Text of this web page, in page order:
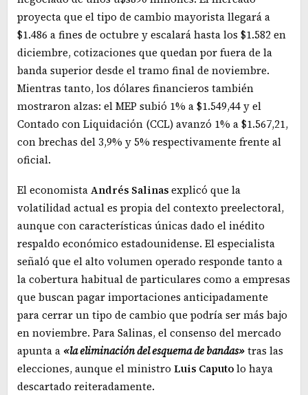
proyecta que el tipo de cambio mayorista llegará a
$1.486 a fines de octubre y escalará hasta los $1.582 en
diciembre, cotizaciones que quedan por fuera de la
banda superior desde el tramo final de noviembre.
Mientras tanto, los dólares financieros también
mostraron alzas: el MEP subió 1% a $1.549,44 y el
Contado con Liquidación (CCL) avanzó 1% a $1.567,21,
con brechas del 3,9% y 5% respectivamente frente al
oficial.
El economistaAndrés Salinasexplicó que la
volatilidad actual es propia del contexto preelectoral,
aunque con características únicas dado el inédito
respaldo económico estadounidense. El especialista
señaló que el alto volumen operado responde tanto a
la cobertura habitual de particulares como a empresas
que buscan pagar importaciones anticipadamente
para cerrar un tipo de cambio que podría ser más bajo
en noviembre. Para Salinas, el consenso del mercado
apunta a «la eliminación del esquema de bandas»tras las
elecciones, aunque el ministro Luis Caputolo haya
descartado reiteradamente.